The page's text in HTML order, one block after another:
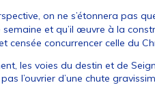
on ne s’étonnera pas
semaine et qu’il œuvre à la
censée concurrencer celle du
les voies du destin et de
l’ouvrier d’une chute